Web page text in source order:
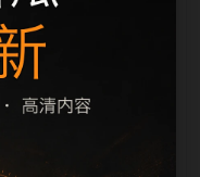
建议继续执行远程
去重和 description
近页面，应通过不
关问题或专题入
面底部保留同类推